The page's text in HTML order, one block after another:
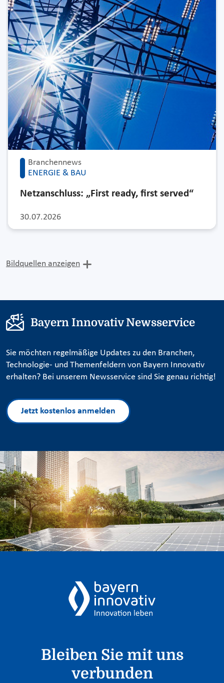
Branchennews
ENERGIE & BAU
30.07.2026
Netzanschluss: „First ready, first served“
Bildquellen anzeigen
Bayern Innovativ Newsservice
Sie möchten regelmäßige Updates zu den Branchen,
Technologie- und Themenfeldern von Bayern Innovativ
erhalten? Bei unserem Newsservice sind Sie genau richtig!
Jetzt kostenlos anmelden
Bleiben Sie mit uns
verbunden